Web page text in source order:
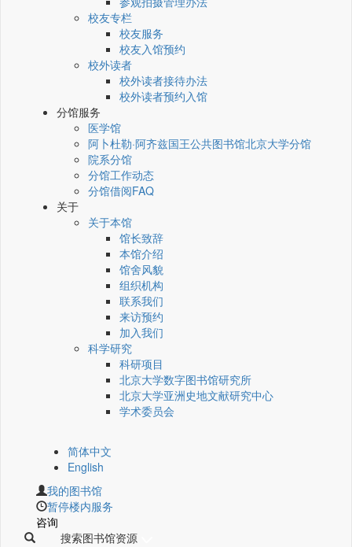
校友专栏
校友服务
校友入馆预约
校外读者
校外读者接待办法
校外读者预约入馆
分馆服务
医学馆
阿卜杜勒·阿齐兹国王公共图书馆北京大学分馆
院系分馆
分馆工作动态
分馆借阅FAQ
关于
关于本馆
馆长致辞
本馆介绍
馆舍风貌
组织机构
联系我们
来访预约
加入我们
科学研究
科研项目
北京大学数字图书馆研究所
北京大学亚洲史地文献研究中心
学术委员会
简体中文
English
我的图书馆
暂停楼内服务
咨询
搜索图书馆资源